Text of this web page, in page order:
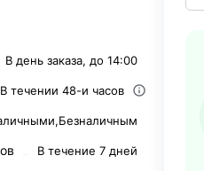
В день заказа, до 14:00
В течении 48-и часов
Безналичным
В течение 7 дней